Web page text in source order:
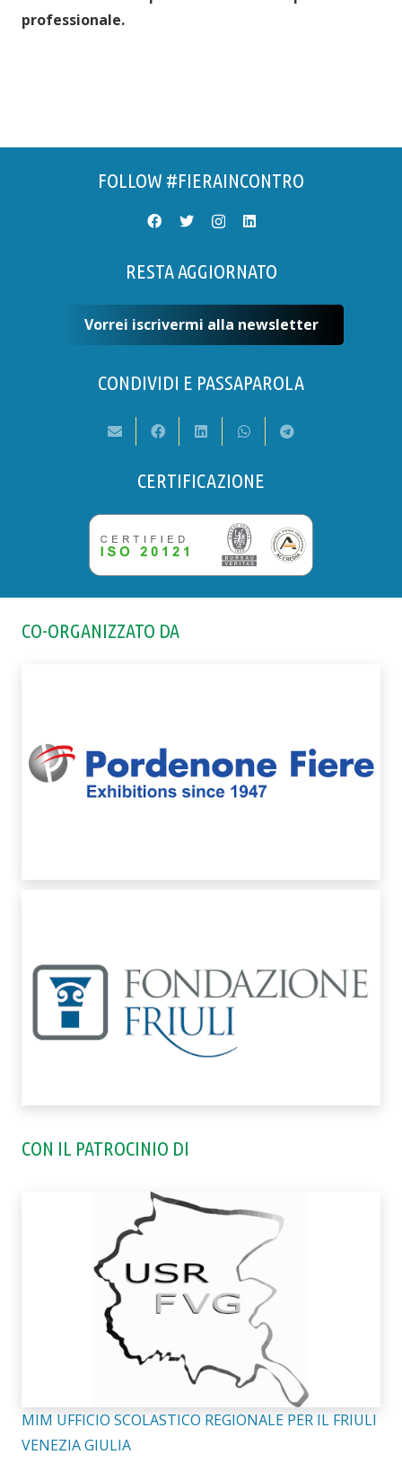
professionale.
FOLLOW #FIERAINCONTRO
RESTA AGGIORNATO
Vorrei iscrivermi alla newsletter
CONDIVIDI E PASSAPAROLA
CERTIFICAZIONE
CO-ORGANIZZATO DA
CON IL PATROCINIO DI
MIM UFFICIO SCOLASTICO REGIONALE PER IL FRIULI
VENEZIA GIULIA